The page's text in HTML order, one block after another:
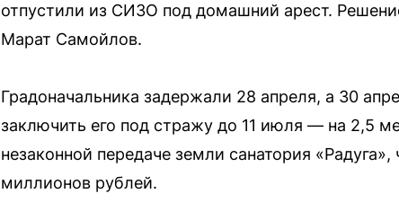
отпустили из СИЗО под домашний арест.
Марат Самойлов.
Градоначальника задержали 28 апреля, а 30
заключить его под стражу до 11 июля — на 2,5
незаконной передаче земли санатория
миллионов рублей.